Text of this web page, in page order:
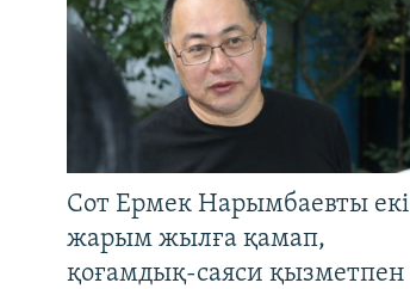
Сот Ермек Нарымбаевты екі
жарым жылға қамап,
қоғамдық-саяси қызметпен